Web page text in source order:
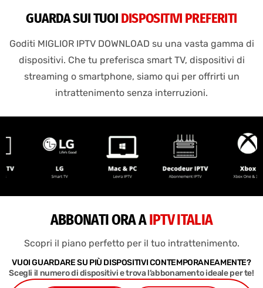
GUARDA SUI TUOI DISPOSITIVI PREFERITI
Goditi MIGLIOR IPTV DOWNLOAD su una vasta gamma di
dispositivi. Che tu preferisca smart TV, dispositivi di
streaming o smartphone, siamo qui per offrirti un
intrattenimento senza interruzioni.
ABBONATI ORA AIPTV ITALIA
Scopri il piano perfetto per il tuo intrattenimento.
VUOI GUARDARE SU PIÙ DISPOSITIVI CONTEMPORANEAMENTE?
Scegli il numero di dispositivi e trova l’abbonamento ideale per te!